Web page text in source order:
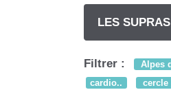
LES
Filtrer : Alpes
cardio..
cercle